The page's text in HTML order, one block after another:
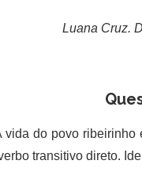
Luana Cruz.
vida do povo
transitivo direto.